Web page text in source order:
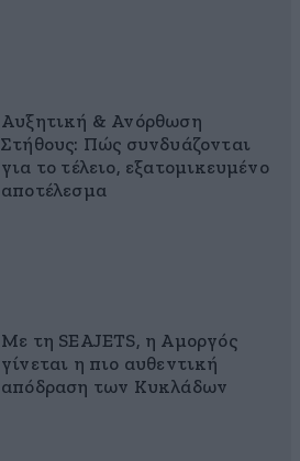
Αυξητική & Ανόρθωση
Στήθους: Πώς συνδυάζονται
για το τέλειο, εξατομικευμένο
αποτέλεσμα
Με τη SEAJETS, η Αμοργός
γίνεται η πιο αυθεντική
απόδραση των Κυκλάδων